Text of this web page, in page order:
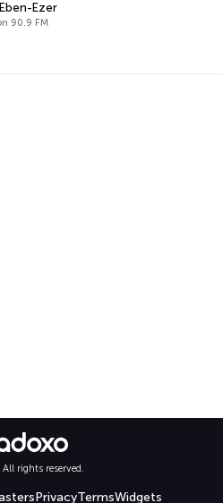
Ezer
90.9 FM
rights reserved.
PrivacyTermsWidgets